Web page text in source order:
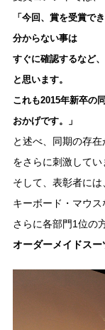
「今回、賞を受賞で
分からない事は
すぐに確認するなど
と思います。
これも2015年新卒の
おかげです。」
と述べ、同期の存
をさらに刺激してい
そして、表彰者には
キーボード・マウス
さらに各部門1位の
オーダーメイドス